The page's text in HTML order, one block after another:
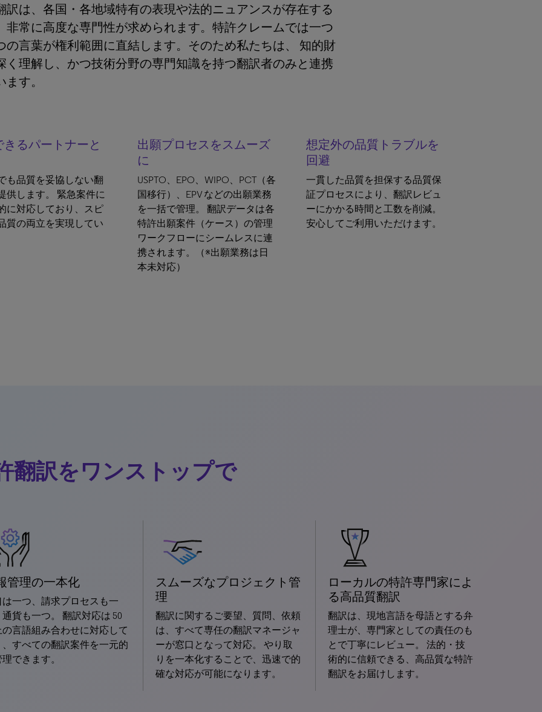
訳は、各国・各地域特有の表現や法的ニュアンスが存在する
非常に高度な専門性が求められます。特許クレームでは一つ
の言葉が権利範囲に直結します。そのため私たちは、 知的財
く理解し、かつ技術分野の専門知識を持つ翻訳者のみと連携
す。
きるパートナーと
も品質を妥協しない翻
供します。 緊急案件に
に対応しており、スピ
質の両立を実現してい
出願プロセスをスムーズ
に
USPTO、EPO、WIPO、PCT（各
国移行）、EPV などの出願業務
を一括で管理。 翻訳データは各
特許出願案件（ケース）の管理
ワークフローにシームレスに連
携されます。（※出願業務は日
本未対応）
想定外の品質トラブルを
回避
一貫した品質を担保する品質保
証プロセスにより、翻訳レビュ
ーにかかる時間と工数を削減。
安心してご利用いただけます。
翻訳をワンストップで
管理の一本化
は一つ、請求プロセスも一
貨も一つ。 翻訳対応は 50
の言語組み合わせに対応して
、すべての翻訳案件を一元的
できます。
スムーズなプロジェクト管
理
翻訳に関するご要望、質問、依頼
は、すべて専任の翻訳マネージャ
ーが窓口となって対応。 やり取
りを一本化することで、迅速で的
確な対応が可能になります。
ローカルの特許専門家によ
る高品質翻訳
翻訳は、現地言語を母語とする弁
理士が、専門家としての責任のも
とで丁寧にレビュー。 法的・技
術的に信頼できる、高品質な特許
翻訳をお届けします。